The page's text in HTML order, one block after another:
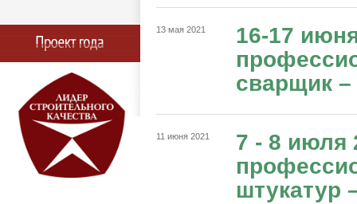
13 мая 2021
16-17
сварщик –
11 июня 2021
7 - 8 июля
штукатур